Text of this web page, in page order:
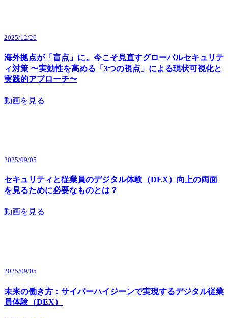
2025/12/26
海外拠点が「盲点」に。今こそ見直すグローバルセキュリテ
ィ対策 〜実効性を高める「3つの視点」による現状可視化と
実践的アプローチ〜
動画を見る
2025/09/05
セキュリティと従業員のデジタル体験（DEX）向上の両面
を見るために必要なものとは？
動画を見る
2025/09/05
未来の働き方：サイバーハイジーンで実現するデジタル従業
員体験（DEX）